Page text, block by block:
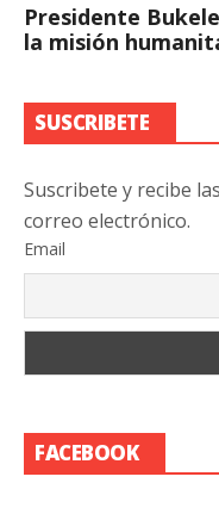
Presidente
la misión
SUSCRIBETE
Suscribete y recibe
correo electrónico.
Email
FACEBOOK